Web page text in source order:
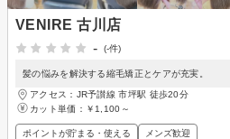
VENIRE 古川店
-
(-件)
髪の悩みを解決する縮毛矯正とケアが充実。
アクセス：JR予讃線 市坪駅 徒歩20分
カット単価： ￥1,100～
ポイントが貯まる・使える メンズ歓迎